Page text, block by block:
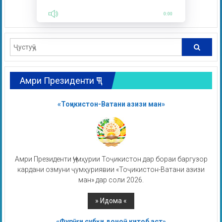
0:00
Амри Президенти ҶТ
«Тоҷикистон-Ватани азизи ман»
Амри Президенти Ҷумҳурии Тоҷикистон дар бораи баргузор
кардани озмуни ҷумҳуриявии «Тоҷикистон-Ватани азизи
ман» дар соли 2026.